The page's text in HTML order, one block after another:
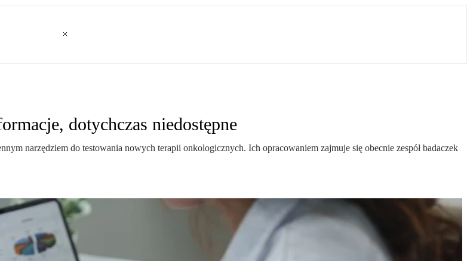
dotychczas niedostępne
narzędziem do testowania nowych terapii onkologicznych. Ich opracowaniem zajmuje się obecnie zespół badaczek